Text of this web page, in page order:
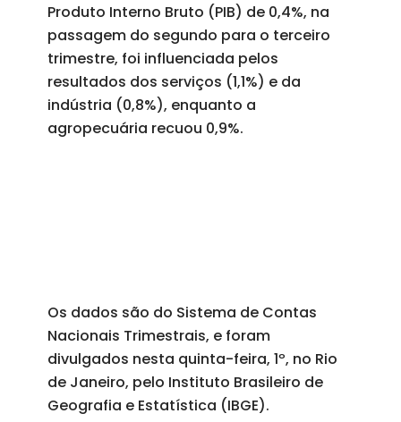
Produto Interno Bruto (PIB) de 0,4%, na
passagem do segundo para o terceiro
trimestre, foi influenciada pelos
resultados dos serviços (1,1%) e da
indústria (0,8%), enquanto a
agropecuária recuou 0,9%.
Os dados são do Sistema de Contas
Nacionais Trimestrais, e foram
divulgados nesta quinta-feira, 1º, no Rio
de Janeiro, pelo Instituto Brasileiro de
Geografia e Estatística (IBGE).